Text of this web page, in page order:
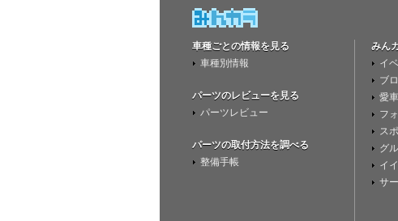
車種ごとの情報を見る
車種別情報
パーツのレビューを見る
パーツレビュー
パーツの取付方法を調べる
整備手帳
みん
イ
ブ
愛
フ
ス
グ
イ
サ